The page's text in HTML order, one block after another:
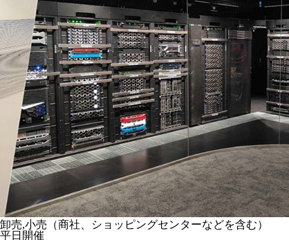
卸売,小売（商社、ショッピングセンターなどを含む）
平日開催